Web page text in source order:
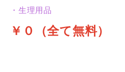
・生理用品
￥０（全て無料）